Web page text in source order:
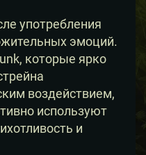
употребления
эмоций.
которые ярко
воздействием,
используют
и